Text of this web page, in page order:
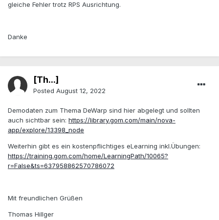
gleiche Fehler trotz RPS Ausrichtung.
Danke
[Th...]
Posted August 12, 2022
Demodaten zum Thema DeWarp sind hier abgelegt und sollten
auch sichtbar sein: https://library.gom.com/main/nova-
app/explore/13398_node
Weiterhin gibt es ein kostenpflichtiges eLearning inkl.Übungen:
https://training.gom.com/home/LearningPath/10065?
r=False&ts=637958862570786072
Mit freundlichen Grüßen
Thomas Hillger